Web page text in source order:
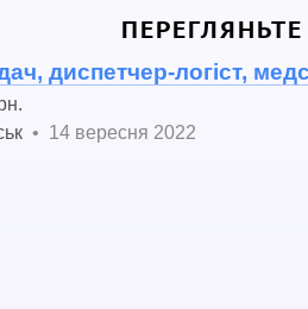
диспетчер-логіст,
• 14 вересня 2022